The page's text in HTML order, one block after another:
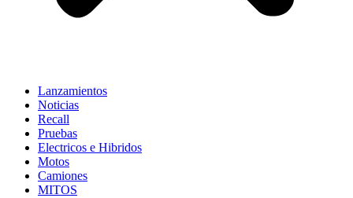
Lanzamientos
Noticias
Recall
Pruebas
Electricos e Hibridos
Motos
Camiones
MITOS